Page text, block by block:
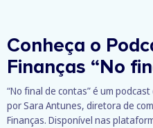
Conheça o
Finanças “No
“No final de contas” é um
por Sara Antunes, diretora de
Finanças. Disponível nas